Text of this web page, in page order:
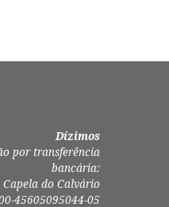
Dízimos
por transferência
bancária:
Capela do Calvário
45605095044-05